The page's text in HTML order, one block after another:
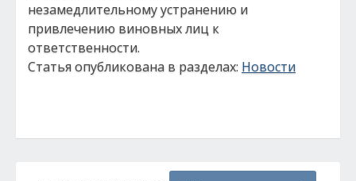
незамедлительному устранению и
привлечению виновных лиц к
ответственности.
Статья опубликована в разделах: Новости